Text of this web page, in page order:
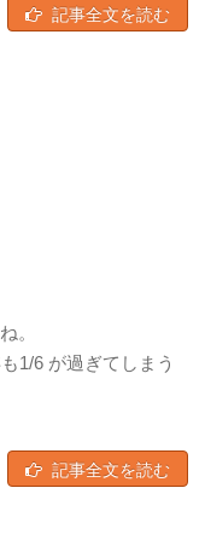
記事全文を読む
。
1/6 が過ぎてしまう
記事全文を読む